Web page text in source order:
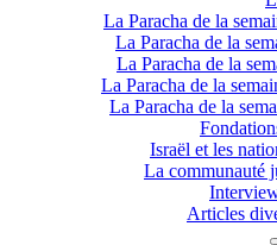
La Paracha de la
La Paracha de la
La Paracha de la
La Paracha de la
La Paracha de la
Israël et les
La communauté
Articles